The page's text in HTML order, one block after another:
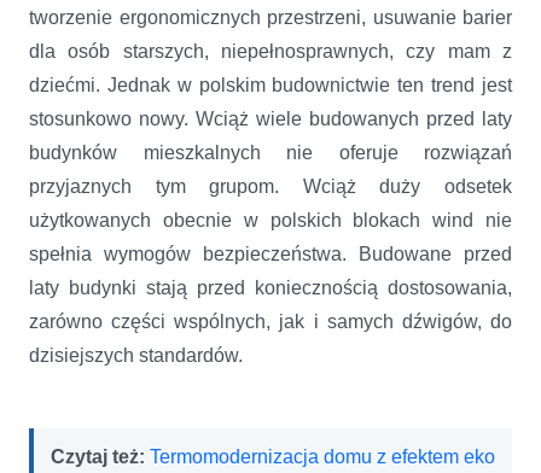
tworzenie ergonomicznych przestrzeni, usuwanie barier
dla osób starszych, niepełnosprawnych, czy mam z
dziećmi. Jednak w polskim budownictwie ten trend jest
stosunkowo nowy. Wciąż wiele budowanych przed laty
budynków mieszkalnych nie oferuje rozwiązań
przyjaznych tym grupom. Wciąż duży odsetek
użytkowanych obecnie w polskich blokach wind nie
spełnia wymogów bezpieczeństwa. Budowane przed
laty budynki stają przed koniecznością dostosowania,
zarówno części wspólnych, jak i samych dźwigów, do
dzisiejszych standardów.
Czytaj też: Termomodernizacja domu z efektem eko